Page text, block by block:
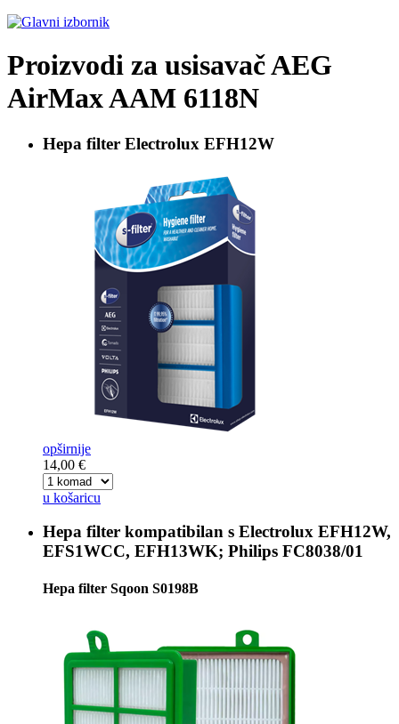
Proizvodi za usisavačAEG
AirMax AAM 6118N
Hepa filter Electrolux EFH12W
opširnije
14,00 €
u košaricu
Hepa filter kompatibilan s Electrolux EFH12W,
EFS1WCC, EFH13WK; Philips FC8038/01
Hepa filter Sqoon S0198B